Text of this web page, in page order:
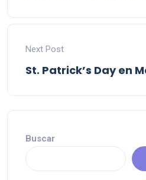
Next Post
St. Patrick’s Day en
Buscar